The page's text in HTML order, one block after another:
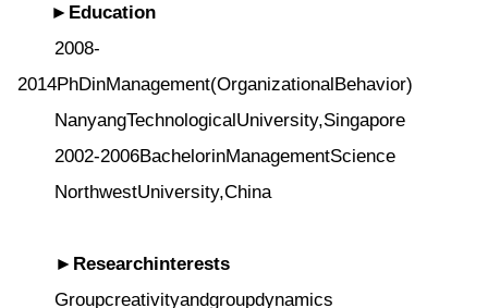
►Education
2008-
2014PhDinManagement(OrganizationalBehavior)
NanyangTechnologicalUniversity,Singapore
2002-2006BachelorinManagementScience
NorthwestUniversity,China
►Researchinterests
Groupcreativityandgroupdynamics